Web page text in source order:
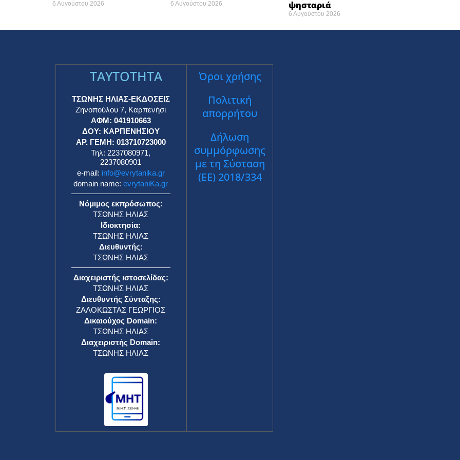
6 Αυγούστου 2026 6 Αυγούστου 2026
ψησταριά
6 Αυγούστου 2026
TAYTOTHTA
ΤΣΩΝΗΣ ΗΛΙΑΣ-ΕΚΔΟΣΕΙΣ
Ζηνοπούλου 7, Καρπενήσι
ΑΦΜ: 041910663
ΔΟΥ: ΚΑΡΠΕΝΗΣΙΟΥ
ΑΡ. ΓΕΜΗ: 013710723000
Τηλ: 2237080971,
2237080901
e-mail: info@evrytanika.gr
domain name:evrytaniKa.gr
Νόμιμος εκπρόσωπος:
ΤΣΩΝΗΣ ΗΛΙΑΣ
Ιδιοκτησία:
ΤΣΩΝΗΣ ΗΛΙΑΣ
Διευθυντής:
ΤΣΩΝΗΣ ΗΛΙΑΣ
Διαχειριστής ιστοσελίδας:
ΤΣΩΝΗΣ ΗΛΙΑΣ
Διευθυντής Σύνταξης:
ΖΑΛΟΚΩΣΤΑΣ ΓΕΩΡΓΙΟΣ
Δικαιούχος Domain:
ΤΣΩΝΗΣ ΗΛΙΑΣ
Διαχειριστής Domain:
ΤΣΩΝΗΣ ΗΛΙΑΣ
Όροι χρήσης
Πολιτική
απορρήτου
Δήλωση
συμμόρφωσης
με τη Σύσταση
(ΕΕ) 2018/334